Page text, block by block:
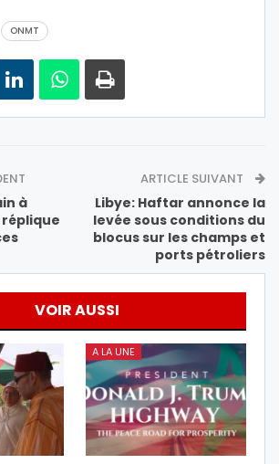
ONMT
à
réplique
ARTICLE SUIVANT
Libye: Haftar annonce la
levée sous conditions du
blocus sur les champs et
ports pétroliers
VOIR AUSSI
A LA UNE